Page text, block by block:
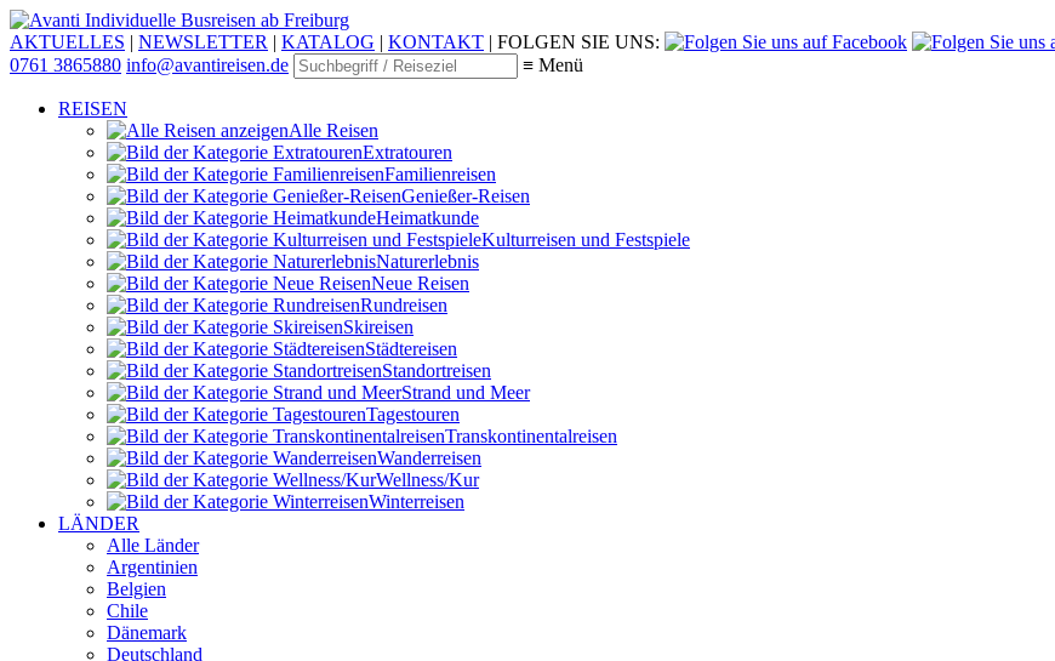
Individuelle Busreisen ab Freiburg
AKTUELLES | NEWSLETTER | KATALOG | KONTAKT | FOLGEN SIE UNS:
0761 3865880 info@avantireisen.de ≡ Menü
REISEN
Alle Reisen
Extratouren
Familien­reisen
Genießer-Reisen
Heimatkunde
Kultur­reisen und Festspiele
Naturerlebnis
Neue Reisen
Rund­reisen
Ski­reisen
Städte­reisen
Standort­reisen
Strand und Meer
Tagestouren
Transkontinental­reisen
Wander­reisen
Wellness/Kur
Winter­reisen
LÄNDER
Alle Länder
Argentinien
Belgien
Chile
Dänemark
Deutschland